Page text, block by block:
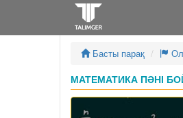
Басты парақ
МАТЕМАТИКА ПӘНІ